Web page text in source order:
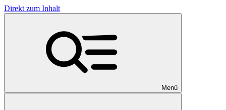
Direkt zum Inhalt
Menü